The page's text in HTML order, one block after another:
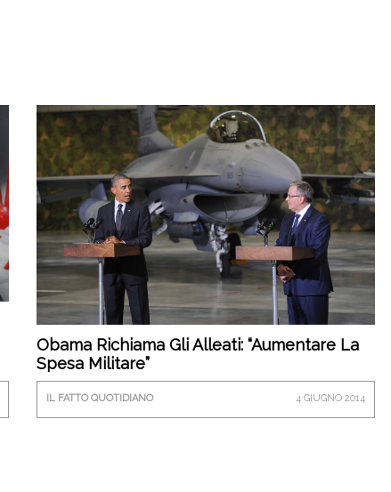
Obama Richiama Gli Alleati: “Aumentare La
Spesa Militare”
IL FATTO QUOTIDIANO 4 GIUGNO 2014